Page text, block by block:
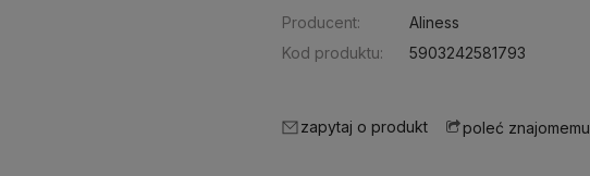
Producent:
Aliness
Kod produktu:
5903242581793
zapytaj o produkt poleć znajomemu